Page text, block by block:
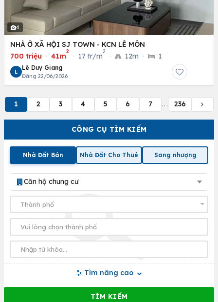
CÔNG CỤ TÌM KIẾM
Nhà Đất Bán Nhà Đất Cho Thuê Sang nhượng
Căn hộ chung cư
Tìm nâng cao
4
NHÀ Ở XÃ HỘI SJ TOWN - KCN LỄ MÔN
700 triệu · 41m
2
· 17 tr/m
2
· 12m · 1
L
Lê Duy Giang
Đăng 22/06/2026
1 2 3 4 5 6 7 ... 236